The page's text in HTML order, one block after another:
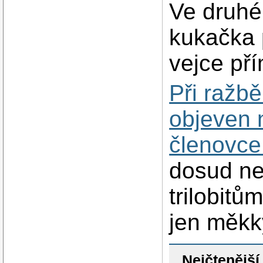
Ve
kukačka
vejce
Při
objeven
dosud
jen